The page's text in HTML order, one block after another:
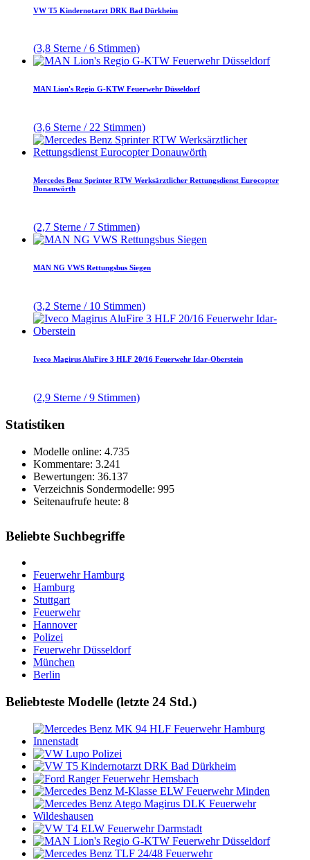
VW T5 Kindernotarzt DRK Bad Dürkheim
(3,8 Sterne / 6 Stimmen)
MAN Lion's Regio G-KTW Feuerwehr Düsseldorf
(3,6 Sterne / 22 Stimmen)
Mercedes Benz Sprinter RTW Werksärztlicher Rettungsdienst Eurocopter
Donauwörth
(2,7 Sterne / 7 Stimmen)
MAN NG VWS Rettungsbus Siegen
(3,2 Sterne / 10 Stimmen)
Iveco Magirus AluFire 3 HLF 20/16 Feuerwehr Idar-Oberstein
(2,9 Sterne / 9 Stimmen)
Statistiken
Modelle online: 4.735
Kommentare: 3.241
Bewertungen: 36.137
Verzeichnis Sondermodelle: 995
Seitenaufrufe heute: 8
Beliebte Suchbegriffe
Feuerwehr Hamburg
Hamburg
Stuttgart
Feuerwehr
Hannover
Polizei
Feuerwehr Düsseldorf
München
Berlin
Beliebteste Modelle (letzte 24 Std.)